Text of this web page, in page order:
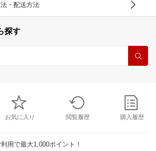
・配送方法
探す
お気に入り 閲覧履歴 購入履歴
用で最大1,000ポイント！